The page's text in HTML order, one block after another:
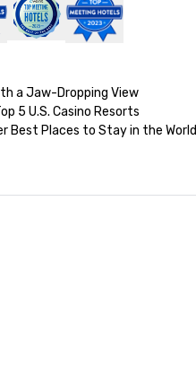
a Jaw-Dropping View
5 U.S. Casino Resorts
Best Places to Stay in the World
Best Art Gallery